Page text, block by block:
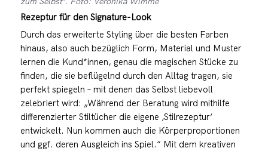
Rezeptur für den Signature-Look
Durch das erweiterte Styling über die besten Farben
hinaus, also auch bezüglich Form, Material und Muster
lernen die Kund*innen, genau die magischen Stücke zu
finden, die sie beflügelnd durch den Alltag tragen, sie
perfekt spiegeln – mit denen das Selbst liebevoll
zelebriert wird: „Während der Beratung wird mithilfe
differenzierter Stiltücher die eigene ‚Stilrezeptur‘
entwickelt. Nun kommen auch die Körperproportionen
und ggf. deren Ausgleich ins Spiel.“ Mit dem kreativen